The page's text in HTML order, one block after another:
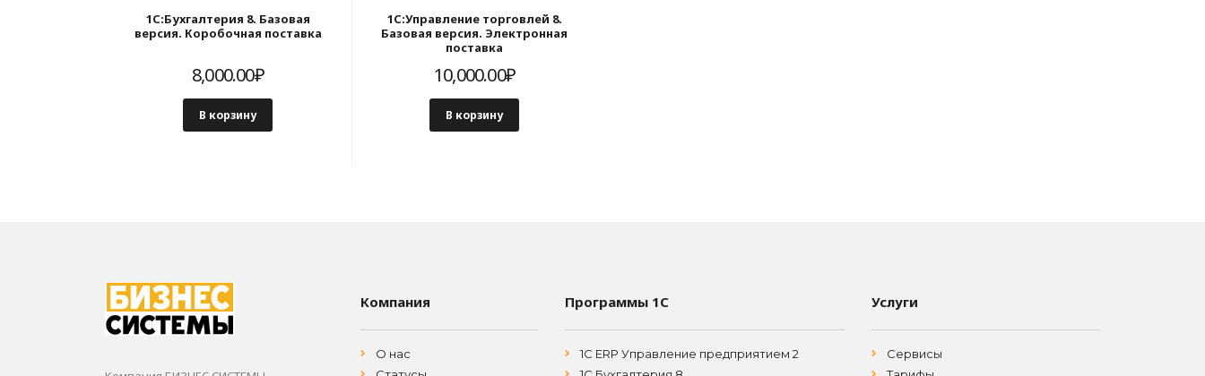
1С:Бухгалтерия 8. Базовая
версия. Коробочная поставка
8,000.00₽
В корзину
1С:Управление торговлей 8.
Базовая версия. Электронная
поставка
10,000.00₽
В корзину
Компания
О нас
Программы 1С
1С ERP Управление предприятием 2
Услуги
Сервисы